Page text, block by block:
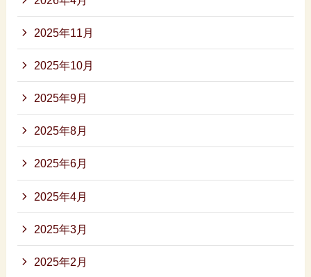
2025年11月
2025年10月
2025年9月
2025年8月
2025年6月
2025年4月
2025年3月
2025年2月